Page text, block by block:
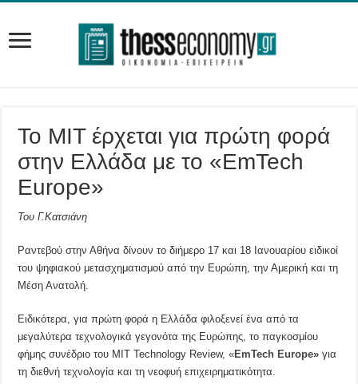
Το MIT έρχεται για πρώτη φορά
στην Ελλάδα με το «EmTech
Europe»
Του Γ.Κατσιάνη
Ραντεβού στην Αθήνα δίνουν το διήμερο 17 και 18 Ιανουαρίου ειδικοί
του ψηφιακού μετασχηματισμού από την Ευρώπη, την Αμερική και τη
Μέση Ανατολή.
Ειδικότερα, για πρώτη φορά η Ελλάδα φιλοξενεί ένα από τα
μεγαλύτερα τεχνολογικά γεγονότα της Ευρώπης, το παγκοσμίου
φήμης συνέδριο του MIT Technology Review,«EmTech Europe» για
τη διεθνή τεχνολογία και τη νεοφυή επιχειρηματικότητα.